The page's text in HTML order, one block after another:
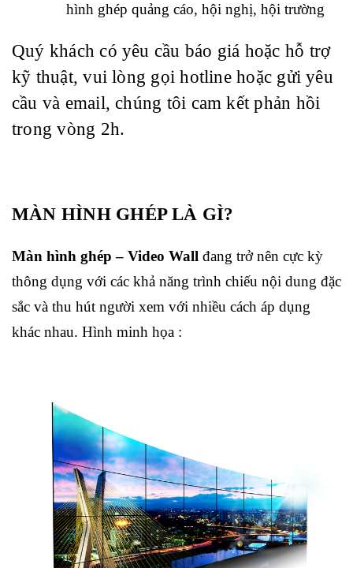
hình ghép quảng cáo, hội nghị, hội trường
Quý khách có yêu cầu báo giá hoặc hỗ trợ
kỹ thuật, vui lòng gọi hotline hoặc gửi yêu
cầu và email, chúng tôi cam kết phản hồi
trong vòng 2h.
MÀN HÌNH GHÉP LÀ GÌ?
Màn hình ghép – Video Wall đang trở nên cực kỳ
thông dụng với các khả năng trình chiếu nội dung đặc
sắc và thu hút người xem với nhiều cách áp dụng
khác nhau. Hình minh họa :